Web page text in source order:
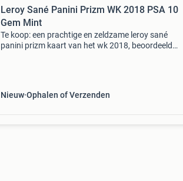
Leroy Sané Panini Prizm WK 2018 PSA 10
Gem Mint
Te koop: een prachtige en zeldzame leroy sané
panini prizm kaart van het wk 2018, beoordeeld
Nieuw Ophalen of Verzenden